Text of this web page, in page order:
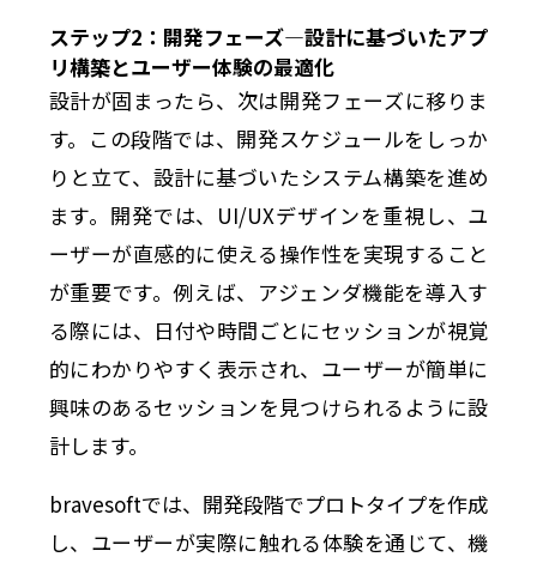
ステップ2：開発フェーズ—設計に基づいたアプ
リ構築とユーザー体験の最適化
設計が固まったら、次は開発フェーズに移りま
す。この段階では、開発スケジュールをしっか
りと立て、設計に基づいたシステム構築を進め
ます。開発では、UI/UXデザインを重視し、ユ
ーザーが直感的に使える操作性を実現すること
が重要です。例えば、アジェンダ機能を導入す
る際には、日付や時間ごとにセッションが視覚
的にわかりやすく表示され、ユーザーが簡単に
興味のあるセッションを見つけられるように設
計します。
bravesoftでは、開発段階でプロトタイプを作成
し、ユーザーが実際に触れる体験を通じて、機